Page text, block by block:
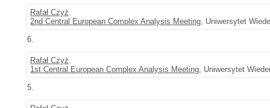
Rafał Czyż.
2nd Central European Complex Analysis Meeting, Uniwersytet
6.
Rafał Czyż.
1st Central European Complex Analysis Meeting, Uniwersytet
5.